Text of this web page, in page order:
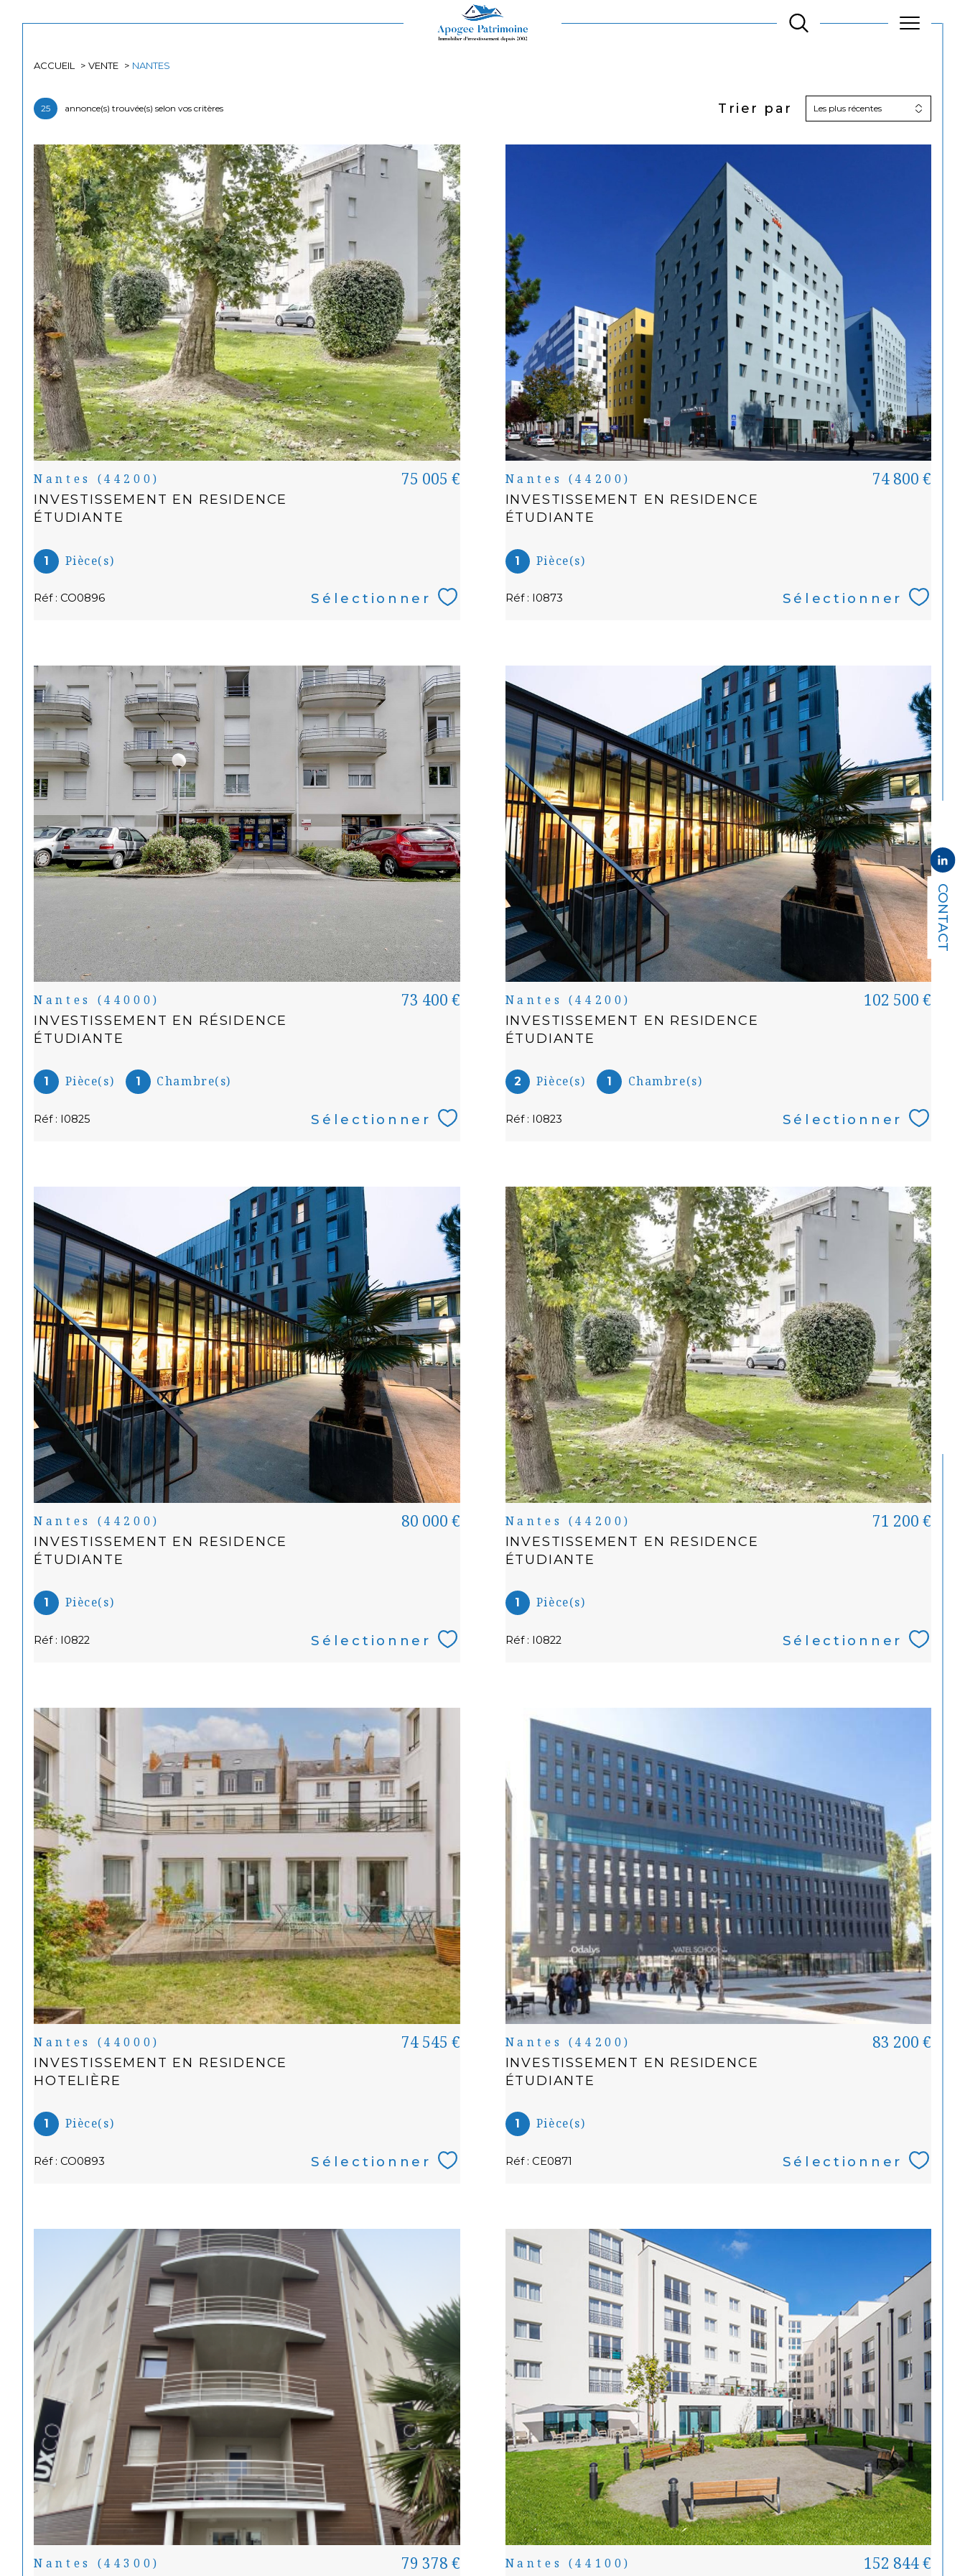
CONTACT
annonces
44000 - Nantes
Réinitialiser les
ACCUEIL VENTE NANTES
25 annonce(s) trouvée(s) selon vos critères Trier par Les plus récentes
Nantes (44200)
INVESTISSEMENT EN RESIDENCE
ÉTUDIANTE
75 005 €
1 Pièce(s)
Réf : CO0896 Sélectionner
Nantes (44200)
INVESTISSEMENT EN RESIDENCE
ÉTUDIANTE
74 800 €
1 Pièce(s)
Réf : I0873 Sélectionner
Nantes (44000)
INVESTISSEMENT EN RÉSIDENCE
ÉTUDIANTE
73 400 €
1 Pièce(s) 1 Chambre(s)
Réf : I0825 Sélectionner
Nantes (44200)
INVESTISSEMENT EN RESIDENCE
ÉTUDIANTE
102 500 €
2 Pièce(s) 1 Chambre(s)
Réf : I0823 Sélectionner
Nantes (44200)
INVESTISSEMENT EN RESIDENCE
ÉTUDIANTE
80 000 €
1 Pièce(s)
Réf : I0822 Sélectionner
Nantes (44200)
INVESTISSEMENT EN RESIDENCE
ÉTUDIANTE
71 200 €
1 Pièce(s)
Réf : I0822 Sélectionner
Nantes (44000)
INVESTISSEMENT EN RESIDENCE
HOTELIÈRE
74 545 €
1 Pièce(s)
Réf : CO0893 Sélectionner
Nantes (44200)
INVESTISSEMENT EN RESIDENCE
ÉTUDIANTE
83 200 €
1 Pièce(s)
Réf : CE0871 Sélectionner
Nantes (44300) 79 378 € Nantes (44100) 152 844 €